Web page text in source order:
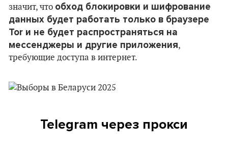
значит, что обход блокировки и шифрование
данных будет работать только в браузере
Tor и не будет распространяться на
мессенджеры и другие приложения,
требующие доступа в интернет.
Telegram через прокси